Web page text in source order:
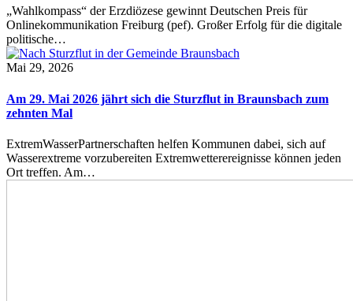
„Wahlkompass“ der Erzdiözese gewinnt Deutschen Preis für
Onlinekommunikation Freiburg (pef). Großer Erfolg für die digitale
politische…
Mai 29, 2026
Am 29. Mai 2026 jährt sich die Sturzflut in Braunsbach zum
zehnten Mal
ExtremWasserPartnerschaften helfen Kommunen dabei, sich auf
Wasserextreme vorzubereiten Extremwetterereignisse können jeden
Ort treffen. Am…